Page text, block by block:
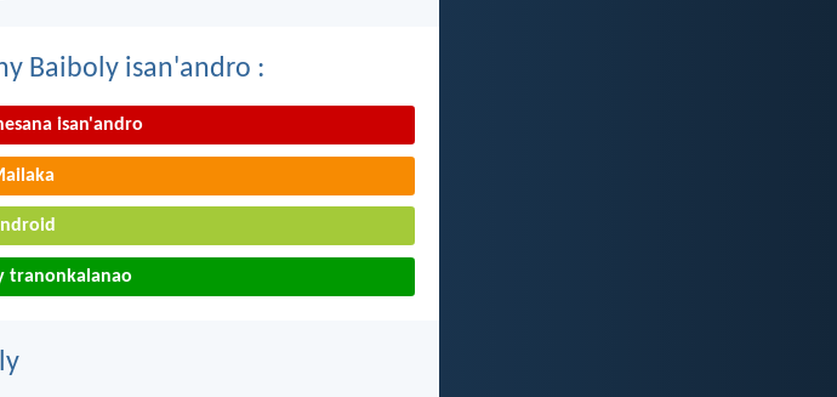
Baiboly isan'andro :
isan'andro
tranonkalanao